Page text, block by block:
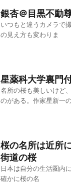
銀杏＠目黒不動
いつもと違うカメラで
の見え方も変わりま
星薬科大学裏門
名所の桜も美しいけど
のがある。作家星新一
桜の名所は近所
街道の桜
日本は自分の生活圏内
確かに桜の名